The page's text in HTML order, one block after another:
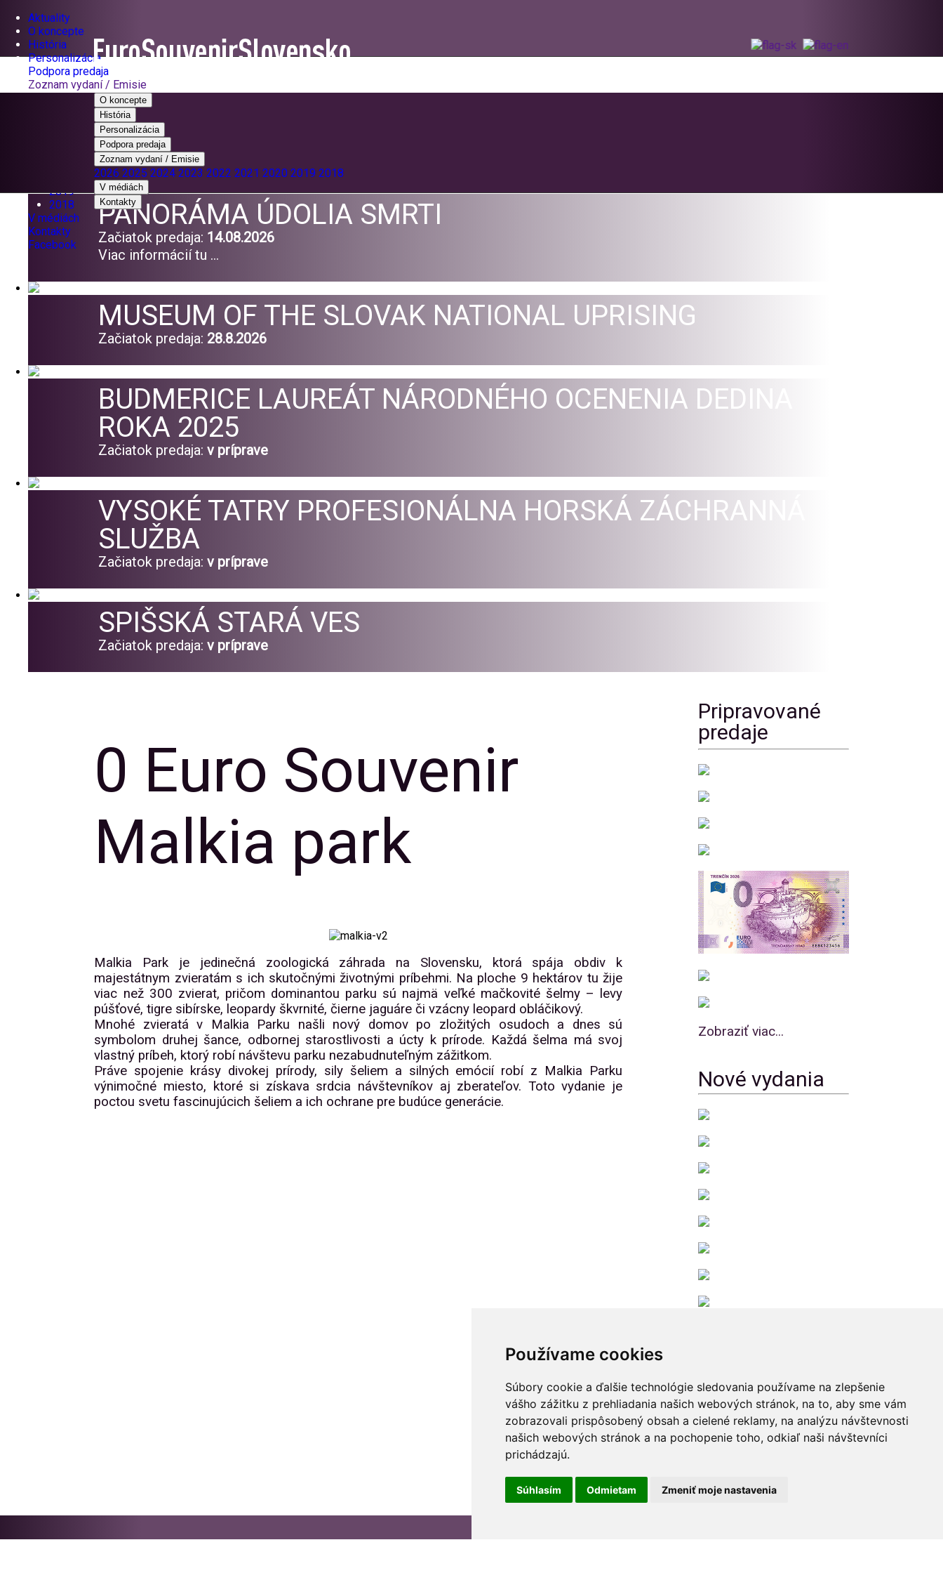
Používame cookies
Súbory cookie a ďalšie technológie sledovania používame na zlepšenie
vášho zážitku z prehliadania našich webových stránok, na to, aby sme vám
zobrazovali prispôsobený obsah a cielené reklamy, na analýzu návštevnosti
našich webových stránok a na pochopenie toho, odkiaľ naši návštevníci
prichádzajú.
Súhlasím Odmietam Zmeniť moje nastavenia
Aktuality
O koncepte
História
Personalizácia
Podpora predaja
Zoznam vydaní / Emisie
2019
2018
V médiách
Kontakty
Facebook
O koncepte
História
Personalizácia
Podpora predaja
Zoznam vydaní / Emisie
2026 2025 2024 2023 2022 2021 2020 2019 2018
V médiách
Kontakty
PANORÁMA ÚDOLIA SMRTI
Začiatok predaja: 14.08.2026
Viac informácií tu ...
MUSEUM OF THE SLOVAK NATIONAL UPRISING
Začiatok predaja: 28.8.2026
BUDMERICE LAUREÁT NÁRODNÉHO OCENENIA DEDINA
ROKA 2025
Začiatok predaja: v príprave
VYSOKÉ TATRY PROFESIONÁLNA HORSKÁ ZÁCHRANNÁ
SLUŽBA
Začiatok predaja: v príprave
SPIŠSKÁ STARÁ VES
Začiatok predaja: v príprave
Pripravované
predaje
Zobraziť viac...
Nové vydania
0 Euro Souvenir
Malkia park
Malkia Park je jedinečná zoologická záhrada na Slovensku, ktorá spája obdiv k
majestátnym zvieratám s ich skutočnými životnými príbehmi. Na ploche 9 hektárov tu žije
viac než 300 zvierat, pričom dominantou parku sú najmä veľké mačkovité šelmy – levy
púšťové, tigre sibírske, leopardy škvrnité, čierne jaguáre či vzácny leopard obláčikový.
Mnohé zvieratá v Malkia Parku našli nový domov po zložitých osudoch a dnes sú
symbolom druhej šance, odbornej starostlivosti a úcty k prírode. Každá šelma má svoj
vlastný príbeh, ktorý robí návštevu parku nezabudnuteľným zážitkom.
Práve spojenie krásy divokej prírody, sily šeliem a silných emócií robí z Malkia Parku
výnimočné miesto, ktoré si získava srdcia návštevníkov aj zberateľov. Toto vydanie je
poctou svetu fascinujúcich šeliem a ich ochrane pre budúce generácie.